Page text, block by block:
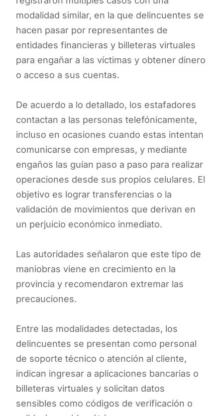
modalidad similar, en la que delincuentes se
hacen pasar por representantes de
entidades financieras y billeteras virtuales
para engañar a las víctimas y obtener dinero
o acceso a sus cuentas.
De acuerdo a lo detallado, los estafadores
contactan a las personas telefónicamente,
incluso en ocasiones cuando estas intentan
comunicarse con empresas, y mediante
engaños las guían paso a paso para realizar
operaciones desde sus propios celulares. El
objetivo es lograr transferencias o la
validación de movimientos que derivan en
un perjuicio económico inmediato.
Las autoridades señalaron que este tipo de
maniobras viene en crecimiento en la
provincia y recomendaron extremar las
precauciones.
Entre las modalidades detectadas, los
delincuentes se presentan como personal
de soporte técnico o atención al cliente,
indican ingresar a aplicaciones bancarias o
billeteras virtuales y solicitan datos
sensibles como códigos de verificación o